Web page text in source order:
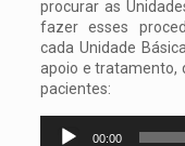
procurar as
fazer esses
cada Unidade
apoio e tratamento,
pacientes:
Tocador
00:00